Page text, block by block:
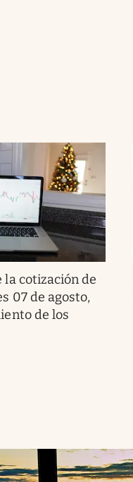
la cotización de
07 de agosto,
de los